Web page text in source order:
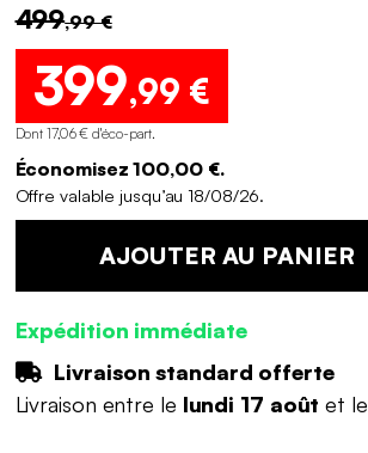
499,99 €
399,99 €
Dont 17,06 € d'éco-part.
Économisez 100,00 €.
Offre valable jusqu’au 18/08/26.
AJOUTER AU PANIER
Expédition immédiate
Livraison standard offerte
Livraison entre le lundi 17 août et le